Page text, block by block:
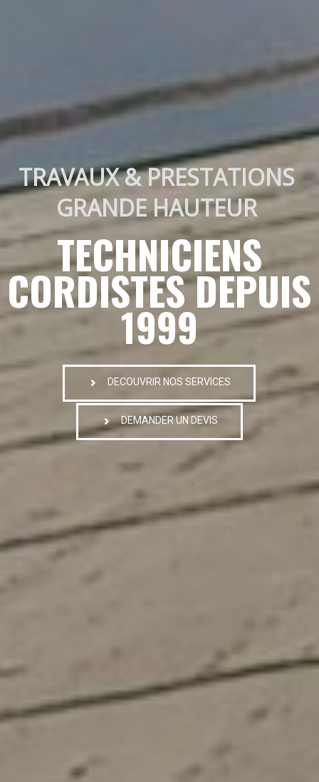
TRAVAUX & PRESTATIONS
GRANDE HAUTEUR
TECHNICIENS
CORDISTES DEPUIS
1999
DECOUVRIR NOS SERVICES
DEMANDER UN DEVIS